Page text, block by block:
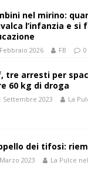
nel mirino:
l’infanzia e si
2026 FB 0
tre arresti per
60 kg di droga
Settembre 2023 La
dei tifosi:
2023 La Pulce